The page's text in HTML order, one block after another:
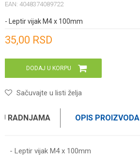
EAN: 4048374089722
- Leptir vijak M4 x 100mm
35,00 RSD
DODAJ U KORPU
Sačuvajte u listi želja
RADNJAMA OPIS PROIZVODA
- Leptir vijak M4 x 100mm